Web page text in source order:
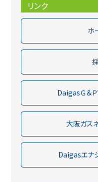
リンク
ホ
DaigasＧ＆
大阪ガス
Daigasエナ